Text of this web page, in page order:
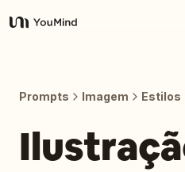
YouMind
Prompts Imagem Estilos